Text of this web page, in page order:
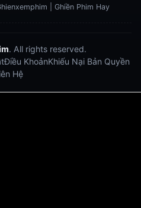
| Ghiền Phim Hay
. All rights reserved.
Điều KhoảnKhiếu Nại Bản Quyền
Hệ